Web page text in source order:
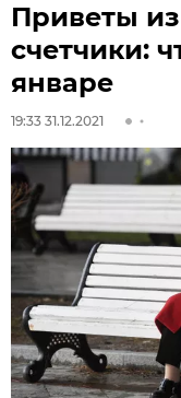
Приветы
счетчики:
январе
19:33 31.12.2021